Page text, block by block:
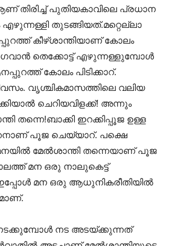
തിരിച്ച് പുതിയകാവിലെ പ്രധാന
എഴുന്നള്ളി തുടങ്ങിയത്.മറ്റെല്ലാ
കീഴ്ശാന്തിയാണ് കോലം
ഭഗവാൻ തെക്കോട്ട് എഴുന്നള്ളുമ്പോൾ
കോലം പിടിക്കാറ്.
വൃശ്ചികമാസത്തിലെ വലിയ
ചെറിയവിളക്ക്! അന്നും
തന്നെ!ബാക്കി ഇറക്കിപ്പൂജ ഉള്ള
പൂജ ചെയ്യാറ്. പക്ഷെ
മേൽശാന്തി തന്നെയാണ് പൂജ
മന ഒരു നാലുകെട്ട്
മന ഒരു ആധുനികരീതിയിൽ
നട അടയ്ക്കുന്നത്